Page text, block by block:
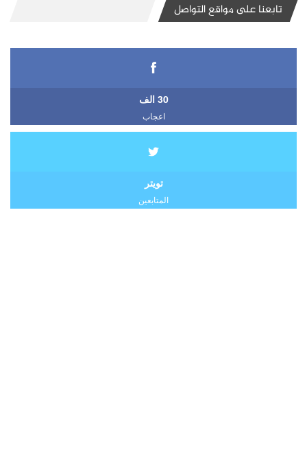
تابعنا على مواقع التواصل
30 الف
اعجاب
تويتر
المتابعين